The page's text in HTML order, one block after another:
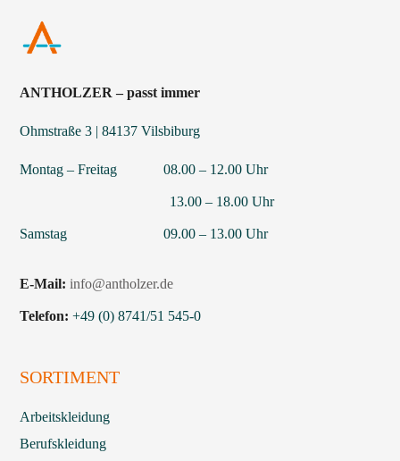
ANTHOLZER – passt immer
Ohmstraße 3 | 84137 Vilsbiburg
Montag – Freitag 08.00 – 12.00 Uhr
13.00 – 18.00 Uhr
Samstag 09.00 – 13.00 Uhr
E-Mail: info@antholzer.de
Telefon: +49 (0) 8741/51 545-0
SORTIMENT
Arbeitskleidung
Berufskleidung